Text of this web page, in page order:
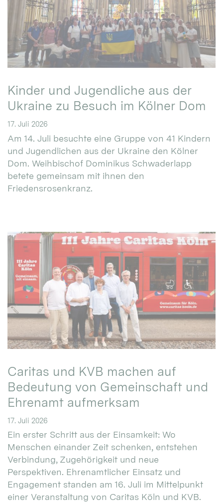
Kinder und Jugendliche aus der
Ukraine zu Besuch im Kölner Dom
17. Juli 2026
Am 14. Juli besuchte eine Gruppe von 41 Kindern
und Jugendlichen aus der Ukraine den Kölner
Dom. Weihbischof Dominikus Schwaderlapp
betete gemeinsam mit ihnen den
Friedensrosenkranz.
Caritas und KVB machen auf
Bedeutung von Gemeinschaft und
Ehrenamt aufmerksam
17. Juli 2026
Ein erster Schritt aus der Einsamkeit: Wo
Menschen einander Zeit schenken, entstehen
Verbindung, Zugehörigkeit und neue
Perspektiven. Ehrenamtlicher Einsatz und
Engagement standen am 16. Juli im Mittelpunkt
einer Veranstaltung von Caritas Köln und KVB.